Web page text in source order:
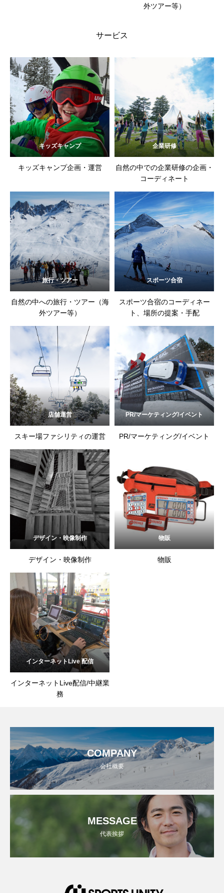
外ツアー等）
サービス
キッズキャンプ
キッズキャンプ企画・運営
企業研修
自然の中での企業研修の企画・
コーディネート
旅行・ツアー
自然の中への旅行・ツアー（海
外ツアー等）
スポーツ合宿
スポーツ合宿のコーディネー
ト、場所の提案・手配
店舗運営
スキー場ファシリティの運営
PR/マーケティング/イベント
PR/マーケティング/イベント
デザイン・映像制作
デザイン・映像制作
物販
物販
インターネットLive 配信
インターネットLive配信/中継業
務
COMPANY
会社概要
MESSAGE
代表挨拶